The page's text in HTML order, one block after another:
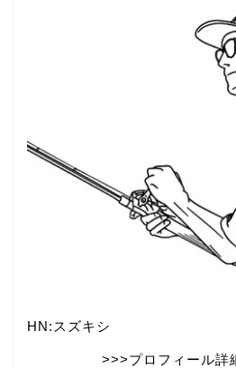
HN:スズキシ
>>>プロフィール詳